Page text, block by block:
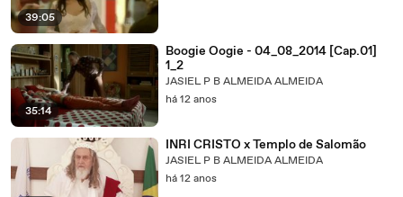
39:05
35:14
Boogie Oogie - 04_08_2014 [Cap.01]
1_2
JASIEL P B ALMEIDA ALMEIDA
há 12 anos
INRI CRISTO x Templo de Salomão
JASIEL P B ALMEIDA ALMEIDA
há 12 anos